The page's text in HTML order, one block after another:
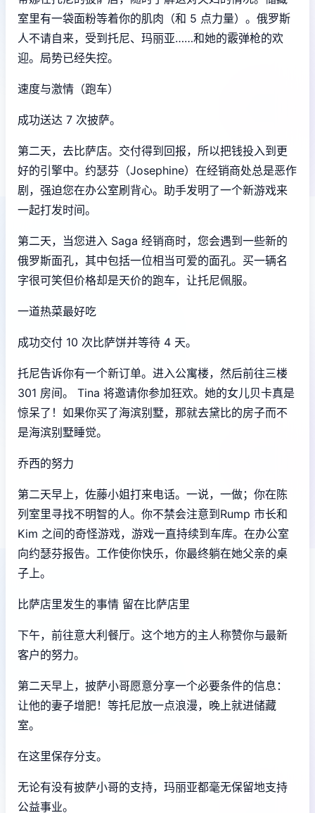
室里有一袋面粉等着你的肌肉（和 5 点力量）。俄罗斯
人不请自来，受到托尼、玛丽亚……和她的霰弹枪的欢
迎。局势已经失控。
速度与激情（跑车）
成功送达 7 次披萨。
第二天，去比萨店。交付得到回报，所以把钱投入到更
好的引擎中。约瑟芬（Josephine）在经销商处总是恶作
剧，强迫您在办公室刷背心。助手发明了一个新游戏来
一起打发时间。
第二天，当您进入 Saga 经销商时，您会遇到一些新的
俄罗斯面孔，其中包括一位相当可爱的面孔。买一辆名
字很可笑但价格却是天价的跑车，让托尼佩服。
一道热菜最好吃
成功交付 10 次比萨饼并等待 4 天。
托尼告诉你有一个新订单。进入公寓楼，然后前往三楼
301 房间。 Tina 将邀请你参加狂欢。她的女儿贝卡真是
惊呆了！如果你买了海滨别墅，那就去黛比的房子而不
是海滨别墅睡觉。
乔西的努力
第二天早上，佐藤小姐打来电话。一说，一做；你在陈
列室里寻找不明智的人。你不禁会注意到Rump 市长和
Kim 之间的奇怪游戏，游戏一直持续到车库。在办公室
向约瑟芬报告。工作使你快乐，你最终躺在她父亲的桌
子上。
比萨店里发生的事情 留在比萨店里
下午，前往意大利餐厅。这个地方的主人称赞你与最新
客户的努力。
第二天早上，披萨小哥愿意分享一个必要条件的信息：
让他的妻子增肥！等托尼放一点浪漫，晚上就进储藏
室。
在这里保存分支。
无论有没有披萨小哥的支持，玛丽亚都毫无保留地支持
公益事业。